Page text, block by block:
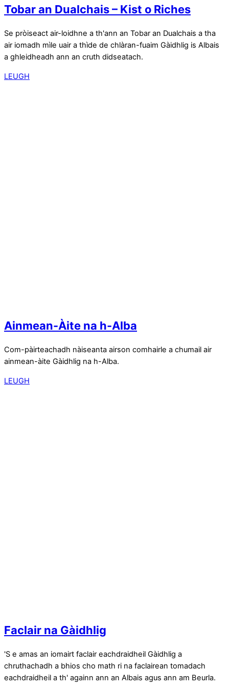
Tobar an Dualchais – Kist o Riches
Se pròiseact air-loidhne a th'ann an Tobar an Dualchais a tha
air iomadh mìle uair a thìde de chlàran-fuaim Gàidhlig is Albais
a ghleidheadh ann an cruth didseatach.
LEUGH
Ainmean-Àite na h-Alba
Com-pàirteachadh nàiseanta airson comhairle a chumail air
ainmean-àite Gàidhlig na h-Alba.
LEUGH
Faclair na Gàidhlig
'S e amas an iomairt faclair eachdraidheil Gàidhlig a
chruthachadh a bhios cho math ri na faclairean tomadach
eachdraidheil a th' againn ann an Albais agus ann am Beurla.